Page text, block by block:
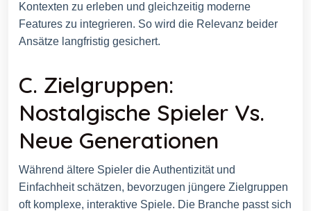
Kontexten zu erleben und gleichzeitig moderne
Features zu integrieren. So wird die Relevanz beider
Ansätze langfristig gesichert.
C. Zielgruppen:
Nostalgische Spieler Vs.
Neue Generationen
Während ältere Spieler die Authentizität und
Einfachheit schätzen, bevorzugen jüngere Zielgruppen
oft komplexe, interaktive Spiele. Die Branche passt sich